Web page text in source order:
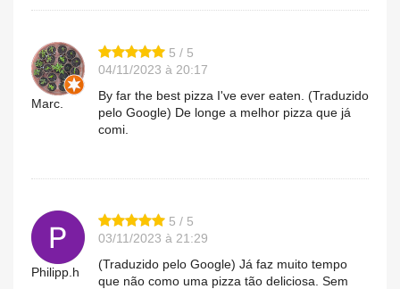
Marc.
5 / 5
04/11/2023 à 20:17
By far the best pizza I've ever eaten. (Traduzido
pelo Google) De longe a melhor pizza que já
comi.
Philipp.h
5 / 5
03/11/2023 à 21:29
(Traduzido pelo Google) Já faz muito tempo
que não como uma pizza tão deliciosa. Sem